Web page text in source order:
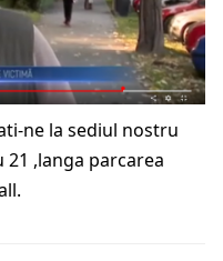
ne la sediul nostru
21 ,langa parcarea